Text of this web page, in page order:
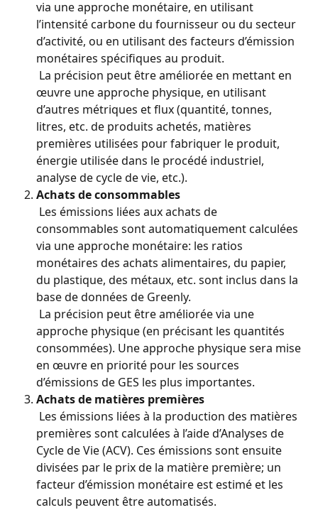
via une approche monétaire, en utilisant
l’intensité carbone du fournisseur ou du secteur
d’activité, ou en utilisant des facteurs d’émission
monétaires spécifiques au produit.
œuvre une approche physique, en utilisant
d’autres métriques et flux (quantité, tonnes,
litres, etc. de produits achetés, matières
premières utilisées pour fabriquer le produit,
énergie utilisée dans le procédé industriel,
analyse de cycle de vie, etc.).
Achats de consommables
consommables sont automatiquement calculées
via une approche monétaire: les ratios
monétaires des achats alimentaires, du papier,
du plastique, des métaux, etc. sont inclus dans la
base de données de Greenly.
approche physique (en précisant les quantités
consommées). Une approche physique sera mise
en œuvre en priorité pour les sources
d’émissions de GES les plus importantes.
Achats de matières premières
premières sont calculées à l’aide d’Analyses de
Cycle de Vie (ACV). Ces émissions sont ensuite
divisées par le prix de la matière première; un
facteur d’émission monétaire est estimé et les
calculs peuvent être automatisés.